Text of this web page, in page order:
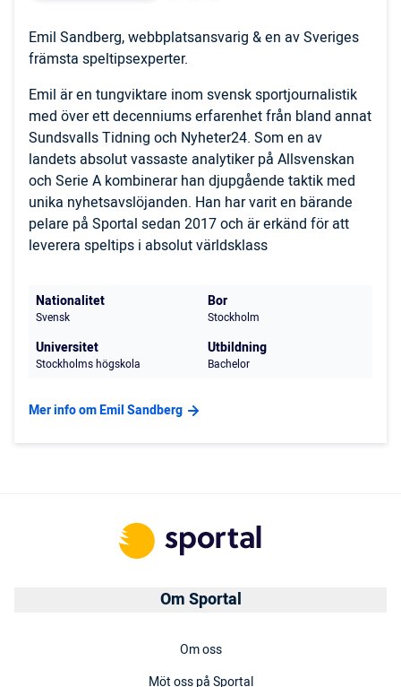
Emil Sandberg, webbplatsansvarig & en av Sveriges
främsta speltipsexperter.
Emil är en tungviktare inom svensk sportjournalistik
med över ett decenniums erfarenhet från bland annat
Sundsvalls Tidning och Nyheter24. Som en av
landets absolut vassaste analytiker på Allsvenskan
och Serie A kombinerar han djupgående taktik med
unika nyhetsavslöjanden. Han har varit en bärande
pelare på Sportal sedan 2017 och är erkänd för att
leverera speltips i absolut världsklass
Nationalitet
Svensk
Bor
Stockholm
Universitet
Stockholms högskola
Utbildning
Bachelor
Mer info om Emil Sandberg
Om Sportal
Om oss
Möt oss på Sportal